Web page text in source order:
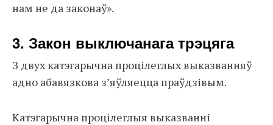
нам не да законаў».
3. Закон выключанага трэцяга
З двух катэгарычна процілеглых выказванняў
адно абавязкова з’яўляецца праўдзівым.
Катэгарычна процілеглыя выказванні